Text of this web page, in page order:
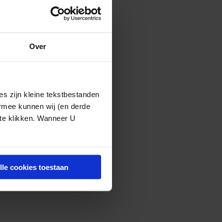
Over
zijn kleine tekstbestanden
kunnen wij (en derde
klikken. Wanneer U
cookies toestaan
titel. De
vermelden
van zorg
aantal jaren
eis voor
wil